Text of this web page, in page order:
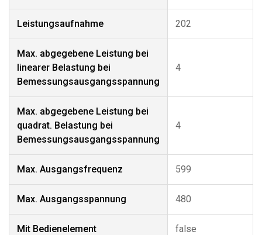
Leistungsaufnahme 202
Max. abgegebene Leistung bei
linearer Belastung bei
Bemessungsausgangsspannung
4
Max. abgegebene Leistung bei
quadrat. Belastung bei
Bemessungsausgangsspannung
4
Max. Ausgangsfrequenz 599
Max. Ausgangsspannung 480
Mit Bedienelement false